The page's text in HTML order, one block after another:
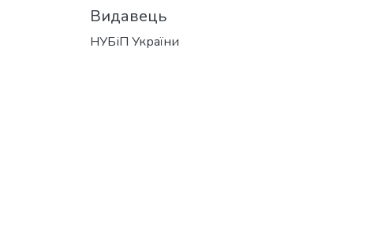
Видавець
НУБіП України